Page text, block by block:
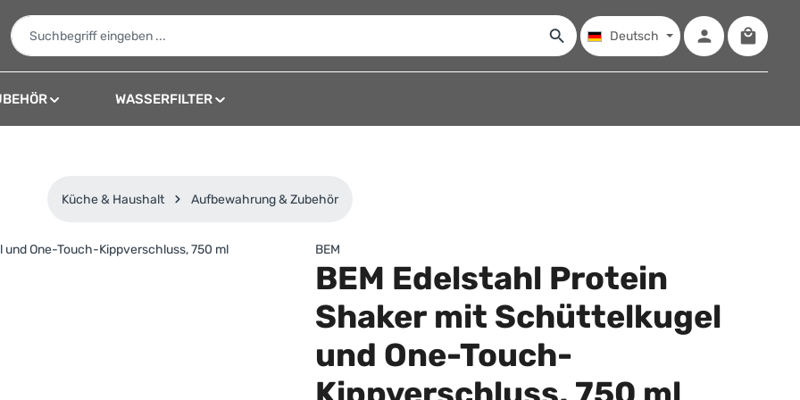
Deutsch
WASSERFILTER
Küche & Haushalt Aufbewahrung & Zubehör
BEM
BEM Edelstahl Protein
Shaker mit Schüttelkugel
und One-Touch-